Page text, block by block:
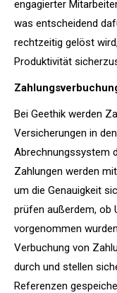
engagierter
was entscheidend
rechtzeitig gelöst
Produktivität
Bei Geethik werden
Versicherungen in
Abrechnungssystem
Zahlungen werden
um die Genauigkeit
prüfen außerdem, ob
vorgenommen
Verbuchung von
durch und stellen
Referenzen